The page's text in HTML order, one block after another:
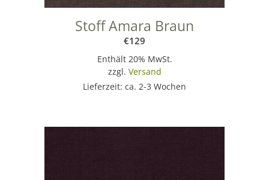
Stoff Amara Braun
€129
Enthält 20% MwSt.
zzgl. Versand
Lieferzeit: ca. 2-3 Wochen